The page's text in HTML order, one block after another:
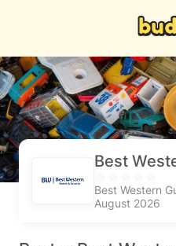
Best
Best Western
August 2026